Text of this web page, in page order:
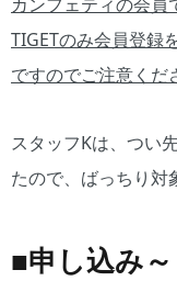
TIGETのみ会員登録
ですのでご注意くだ
スタッフKは、つい
たので、ばっちり対
■申し込み